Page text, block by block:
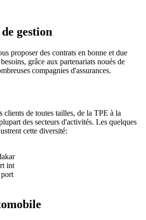
gestion
proposer des contrats en bonne et due
grâce aux partenariats noués de
compagnies d'assurances.
clients de toutes tailles, de la TPE à la
des secteurs d'activités. Les quelques
cette diversité: